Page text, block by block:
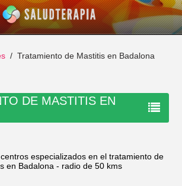
Tratamiento de Mastitis en Badalona
DE MASTITIS EN
especializados en el tratamiento de
en Badalona - radio de 50 kms